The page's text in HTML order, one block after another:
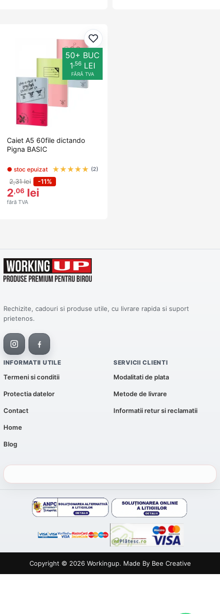
Adaugă la favorite
50+ BUC
1,56 LEI
FĂRĂ TVA
Caiet A5 60file dictando
Pigna BASIC
● stoc epuizat ★★★★★ (2)
2,31 lei -11%
2,06 lei
fără TVA
Rechizite, cadouri si produse utile, cu livrare rapida si suport
prietenos.
INFORMATII UTILE
Termeni si conditii
Protectia datelor
Contact
Home
Blog
SERVICII CLIENTI
Modalitati de plata
Metode de livrare
Informatii retur si reclamatii
Copyright © 2026 Workingup. Made By Bee Creative